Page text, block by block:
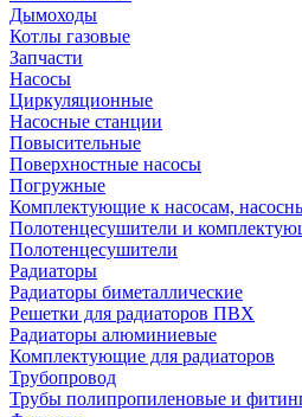
Дымоходы
Котлы газовые
Запчасти
Насосы
Циркуляционные
Насосные станции
Повысительные
Поверхностные насосы
Погружные
Комплектующие к насосам,
Полотенцесушители и
Полотенцесушители
Радиаторы
Радиаторы биметаллические
Решетки для радиаторов ПВХ
Радиаторы алюминиевые
Комплектующие для радиаторов
Трубопровод
Трубы полипропиленовые и